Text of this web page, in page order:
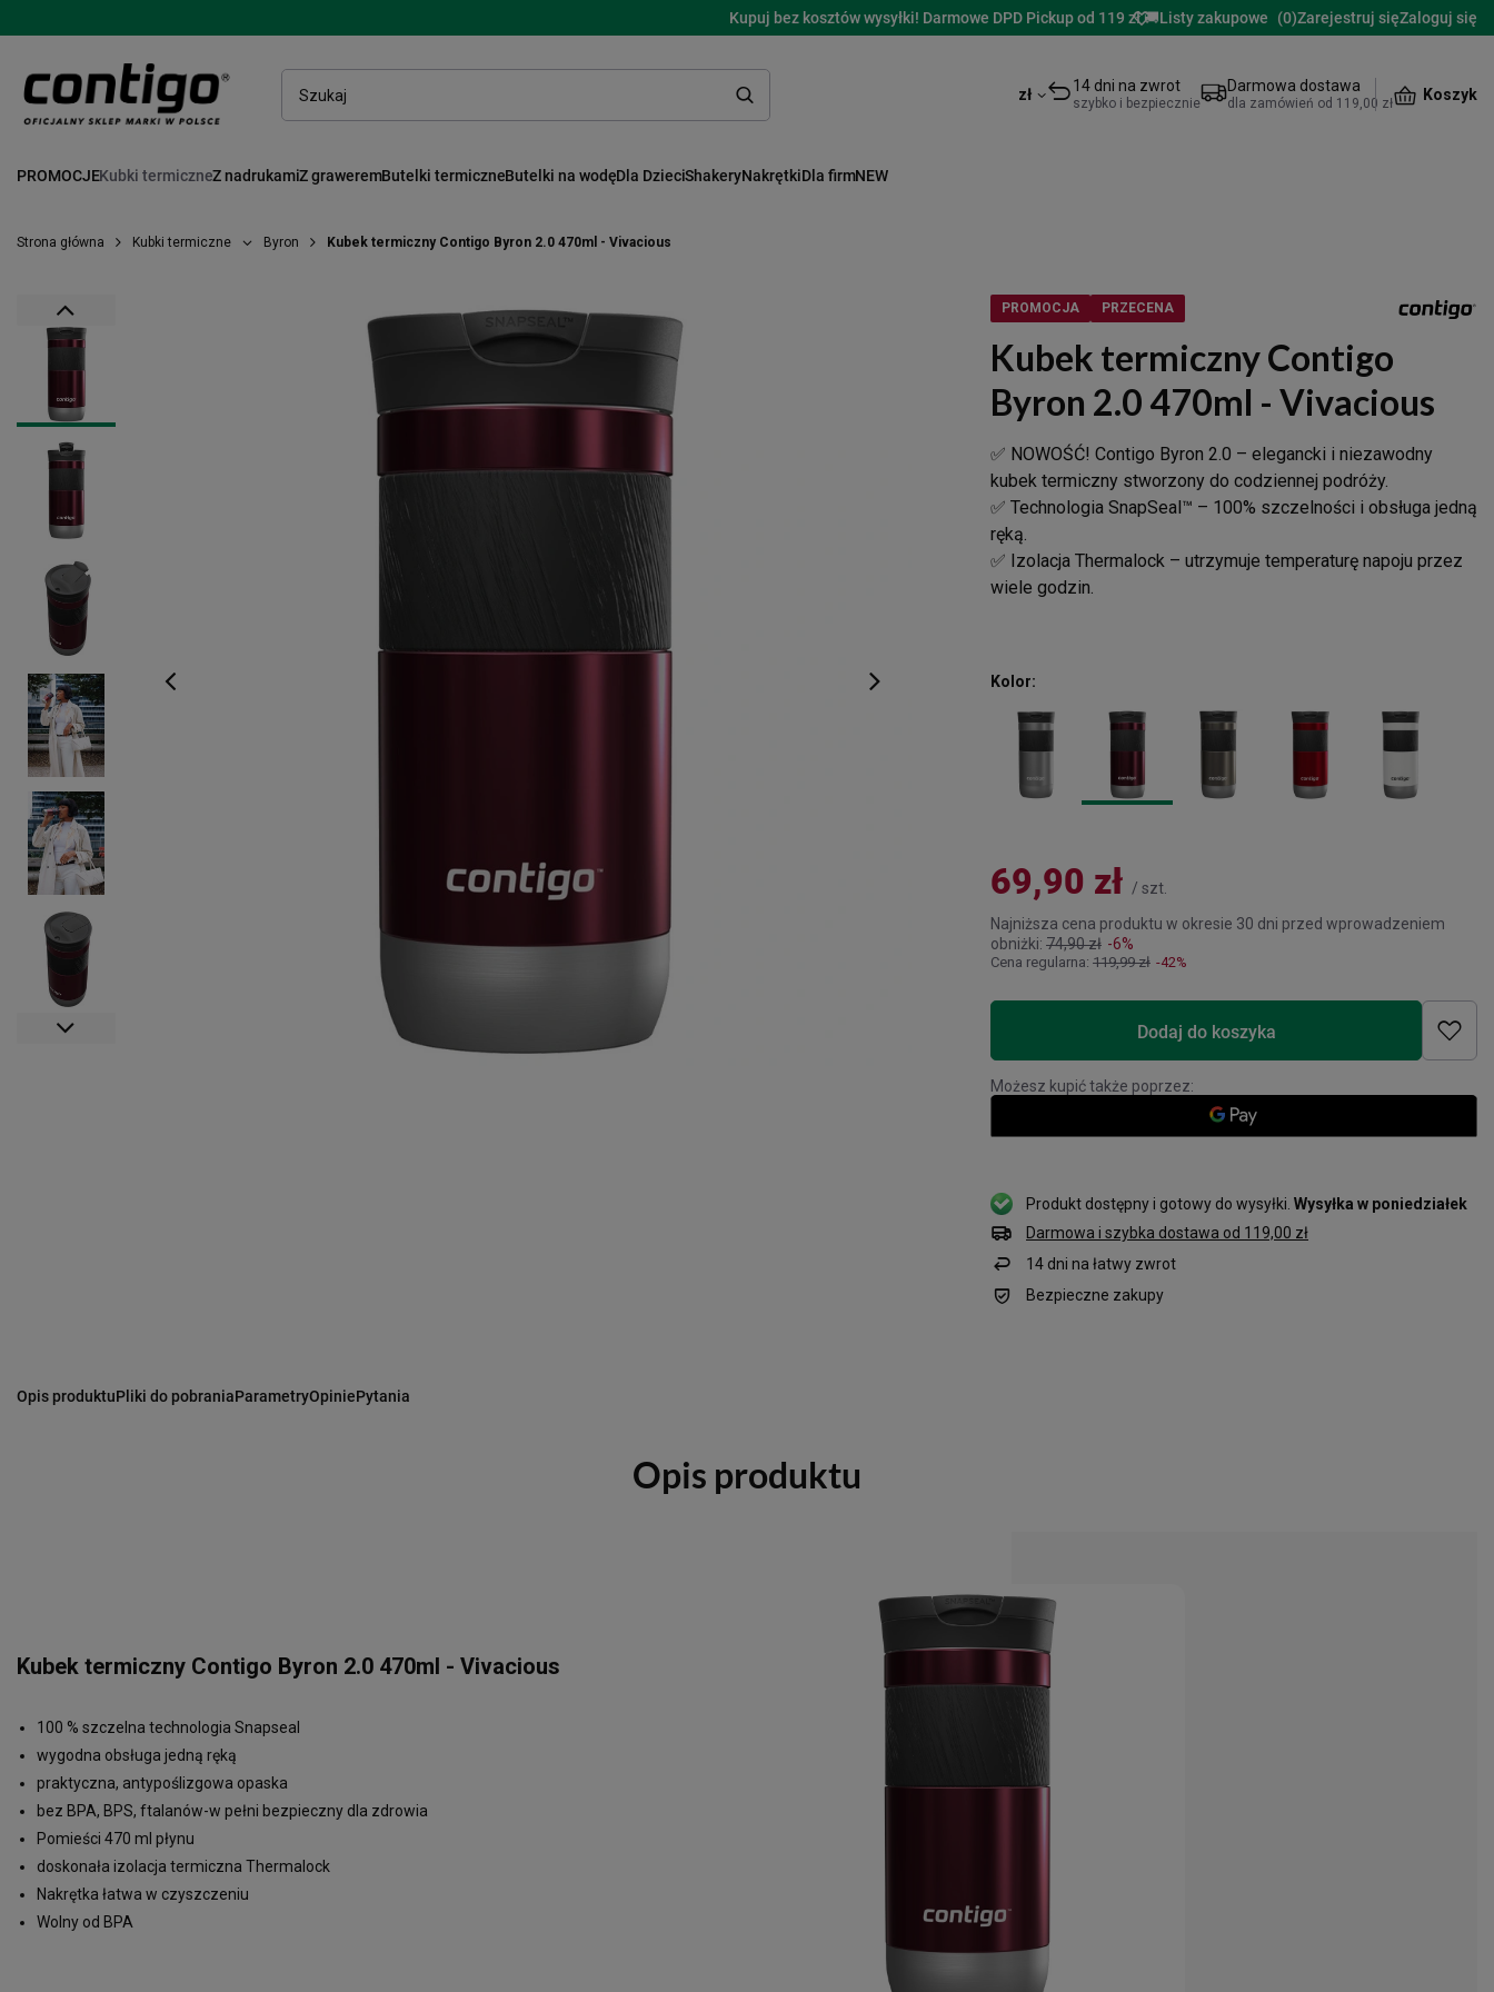
Kupuj bez kosztów wysyłki! Darmowe DPD Pickup od 119 zł 🚚Listy zakupowe (0)Zarejestruj sięZaloguj się
zł 14 dni na zwrot
szybko i bezpiecznie
Darmowa dostawa
dla zamówień od 119,00 zł
Koszyk
PROMOCJEKubki termiczneZ nadrukamiZ graweremButelki termiczneButelki na wodęDla DzieciShakeryNakrętkiDla firmNEW
Strona główna Kubki termiczne Byron Kubek termiczny Contigo Byron 2.0 470ml - Vivacious
PROMOCJA PRZECENA
Kubek termiczny Contigo
Byron 2.0 470ml - Vivacious
✅ NOWOŚĆ! Contigo Byron 2.0 – elegancki i niezawodny
kubek termiczny stworzony do codziennej podróży.
✅ Technologia SnapSeal™ – 100% szczelności i obsługa jedną
ręką.
✅ Izolacja Thermalock – utrzymuje temperaturę napoju przez
wiele godzin.
Kolor
69,90 zł /szt.
Najniższa cena produktu w okresie 30 dni przed wprowadzeniem
obniżki:74,90 zł -6%
Cena regularna:119,99 zł -42%
Dodaj do koszyka
Możesz kupić także poprzez:
Produkt dostępny i gotowy do wysyłki Wysyłkaw poniedziałek
Darmowa i szybka dostawa od 119,00 zł
14 dni na łatwy zwrot
Bezpieczne zakupy
Opis produktuPliki do pobraniaParametryOpiniePytania
Opis produktu
Kubek termiczny Contigo Byron 2.0 470ml - Vivacious
100 % szczelna technologia Snapseal
wygodna obsługa jedną ręką
praktyczna, antypoślizgowa opaska
bez BPA, BPS, ftalanów-w pełni bezpieczny dla zdrowia
Pomieści 470 ml płynu
doskonała izolacja termiczna Thermalock
Nakrętka łatwa w czyszczeniu
Wolny od BPA